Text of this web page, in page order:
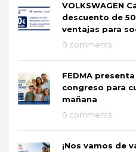
VOLKSWAGEN
descuento de
ventajas para
0 comments
FEDMA
congreso para
mañana
0 comments
¡Nos vamos de